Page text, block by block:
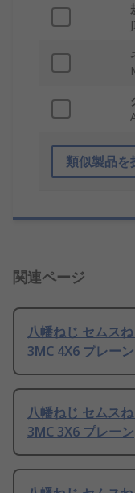
類似製品を
関連ページ
八幡ねじ セムス
3MC 4X6 プレーン
八幡ねじ セムス
3MC 3X6 プレーン